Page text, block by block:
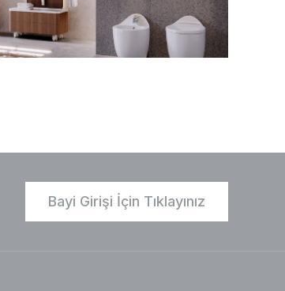
Bayi Girişi İçin Tıklayınız